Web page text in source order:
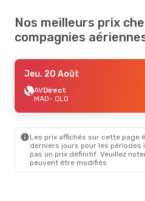
Nos meilleurs prix
compagnies
Jeu. 20 Août
AVDirect
MAD- CLO
Les prix affichés sur cette page
derniers jours pour les
pas un prix définitif. Veuillez
peuvent être modifiés.